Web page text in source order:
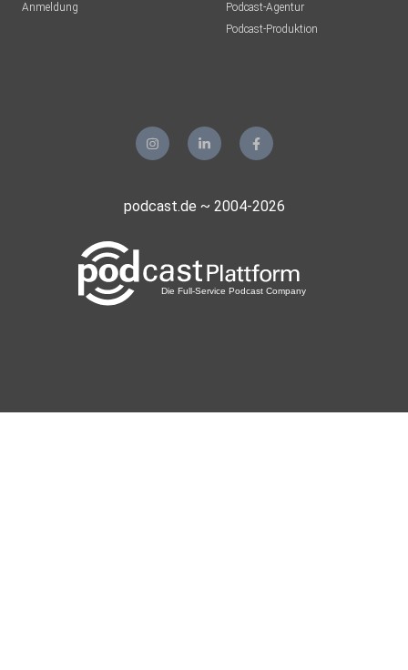
Anmeldung
Podcast-Agentur
Podcast-Produktion
podcast.de ~ 2004-2026